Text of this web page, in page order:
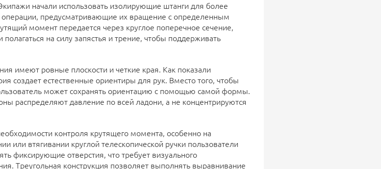
начали использовать изолирующие штанги для более
предусматривающие их вращение с определенным
момент передается через круглое поперечное сечение,
на силу запястья и трение, чтобы поддерживать
имеют ровные плоскости и четкие края. Как показали
создает естественные ориентиры для рук. Вместо того, чтобы
может сохранять ориентацию с помощью самой формы.
распределяют давление по всей ладони, а не концентрируются
контроля крутящего момента, особенно на
или втягивании круглой телескопической ручки пользователи
фиксирующие отверстия, что требует визуального
Треугольная конструкция позволяет выполнять выравнивание